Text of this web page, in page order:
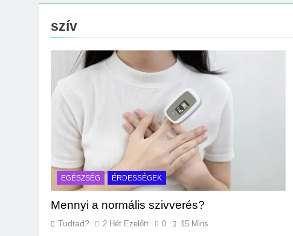
Mikor kell tetőt cserélni?
szív
EGÉSZSÉG ÉRDESSÉGEK
Mennyi a normális szivverés?
Tudtad? 2 Hét Ezelőtt 0 15 Mins